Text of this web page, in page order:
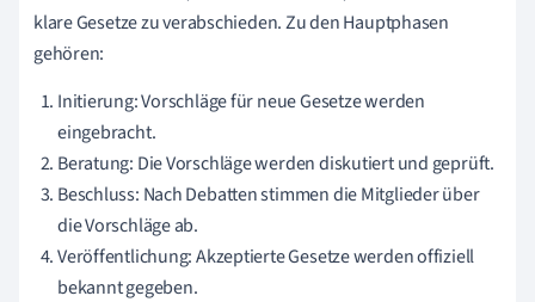
klare Gesetze zu verabschieden. Zu den Hauptphasen
gehören:
Initierung: Vorschläge für neue Gesetze werden
eingebracht.
Beratung: Die Vorschläge werden diskutiert und geprüft.
Beschluss: Nach Debatten stimmen die Mitglieder über
die Vorschläge ab.
Veröffentlichung: Akzeptierte Gesetze werden offiziell
bekannt gegeben.